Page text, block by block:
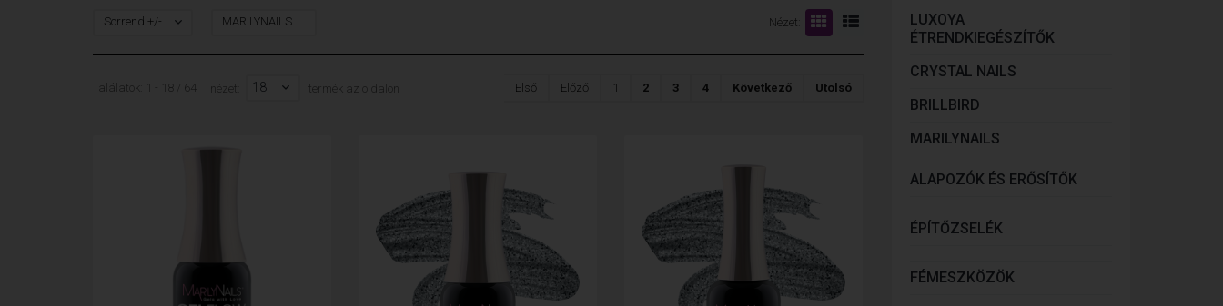
Nézet:
Sorrend +/- MARILYNAILS
Találatok: 1 - 18 / 64 nézet: 18 termék az oldalon Első Előző 1 2 3 4 Következő Utolsó
LUXOYA
ÉTRENDKIEGÉSZÍTŐK
CRYSTAL NAILS
BRILLBIRD
MARILYNAILS
ALAPOZÓK ÉS ERŐSÍTŐK
ÉPÍTŐZSELÉK
FÉMESZKÖZÖK